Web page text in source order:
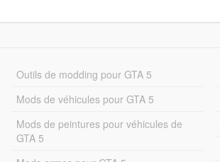
Outils de modding pour GTA 5
Mods de véhicules pour GTA 5
Mods de peintures pour véhicules de
GTA 5